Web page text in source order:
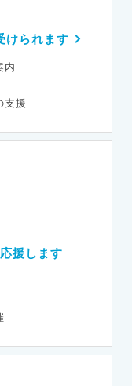
けられます
内
支援
援します